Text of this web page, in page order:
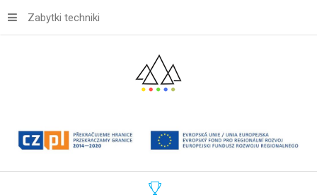
Zabytki techniki